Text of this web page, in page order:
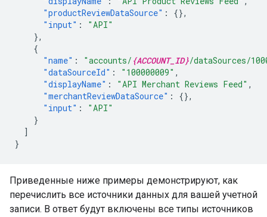
"productReviewDataSource" :
{},
"input" :
"API"
},
{
"name" : "accounts/ {ACCOUNT_ID}/dataSources/
"dataSourceId" : "100000009" ,
"displayName" : "API Merchant Reviews Feed" ,
"merchantReviewDataSource" :
{},
"input" :
"API"
}
]
}
Приведенные ниже примеры демонстрируют, как
перечислить все источники данных для вашей учетной
записи. В ответ будут включены все типы источников